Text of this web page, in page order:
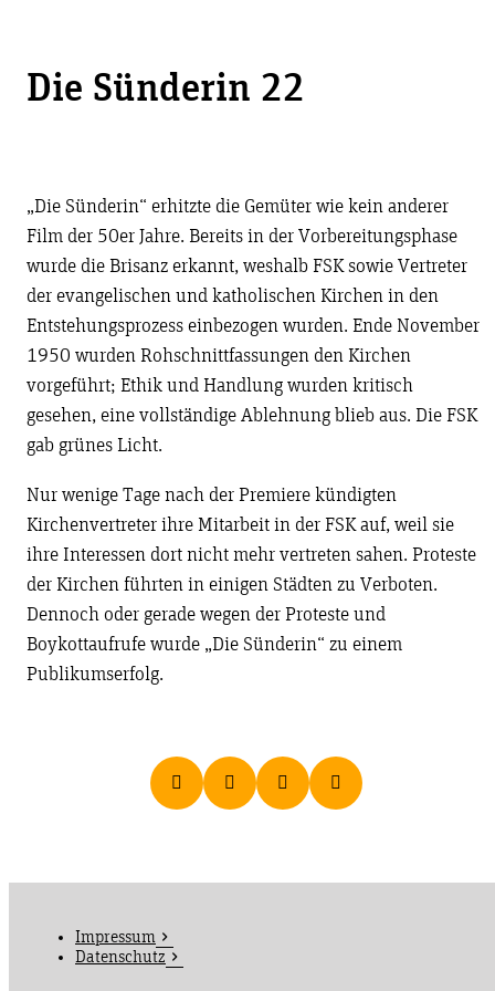
Die Sünderin 22
„Die Sünderin“ erhitzte die Gemüter wie kein anderer
Film der 50er Jahre. Bereits in der Vorbereitungsphase
wurde die Brisanz erkannt, weshalb FSK sowie Vertreter
der evangelischen und katholischen Kirchen in den
Entstehungsprozess einbezogen wurden. Ende November
1950 wurden Rohschnittfassungen den Kirchen
vorgeführt; Ethik und Handlung wurden kritisch
gesehen, eine vollständige Ablehnung blieb aus. Die FSK
gab grünes Licht.
Nur wenige Tage nach der Premiere kündigten
Kirchenvertreter ihre Mitarbeit in der FSK auf, weil sie
ihre Interessen dort nicht mehr vertreten sahen. Proteste
der Kirchen führten in einigen Städten zu Verboten.
Dennoch oder gerade wegen der Proteste und
Boykottaufrufe wurde „Die Sünderin“ zu einem
Publikumserfolg.
Impressum
Datenschutz